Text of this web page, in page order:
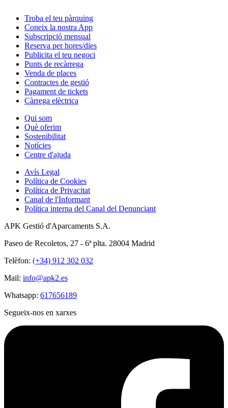
Troba el teu pàrquing
Coneix la nostra App
Subscripció mensual
Reserva per hores/dies
Publicita el teu negoci
Punts de recàrrega
Venda de places
Contractes de gestió
Pagament de tickets
Càrrega elèctrica
Qui som
Què oferim
Sostenibilitat
Notícies
Centre d'ajuda
Avís Legal
Política de Cookies
Política de Privacitat
Canal de l'Informant
Política interna del Canal del Denunciant
APK Gestió d'Aparcaments S.A.
Paseo de Recoletos, 27 - 6ª plta. 28004 Madrid
Telèfon: (+34) 912 302 032
Mail: info@apk2.es
Whatsapp: 617656189
Segueix-nos en xarxes